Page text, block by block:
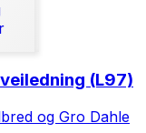
(L97)
og Gro Dahle